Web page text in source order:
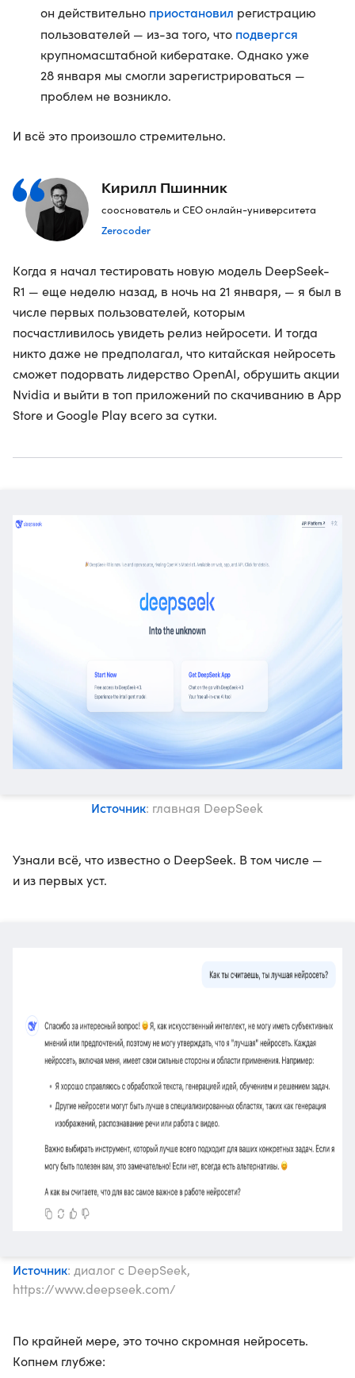
он действительно приостановил регистрацию
пользователей — из-за того, что подвергся
крупномасштабной кибератаке. Однако уже
28 января мы смогли зарегистрироваться —
проблем не возникло.
И всё это произошло стремительно.
Кирилл Пшинник
сооснователь и CEO онлайн-университета
Zerocoder
Когда я начал тестировать новую модель DeepSeek-
R1 — еще неделю назад, в ночь на 21 января, — я был в
числе первых пользователей, которым
посчастливилось увидеть релиз нейросети. И тогда
никто даже не предполагал, что китайская нейросеть
сможет подорвать лидерство OpenAI, обрушить акции
Nvidia и выйти в топ приложений по скачиванию в App
Store и Google Play всего за сутки.
Источник: главная DeepSeek
Узнали всё, что известно о DeepSeek. В том числе —
и из первых уст.
Источник: диалог с DeepSeek,
https://www.deepseek.com/
По крайней мере, это точно скромная нейросеть.
Копнем глубже: